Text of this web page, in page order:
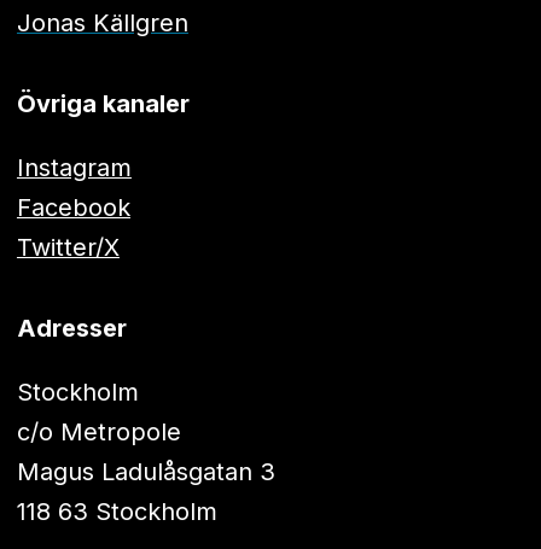
Jonas Källgren
Övriga kanaler
Instagram
Facebook
Twitter/X
Adresser
Stockholm
c/o Metropole
Magus Ladulåsgatan 3
118 63 Stockholm